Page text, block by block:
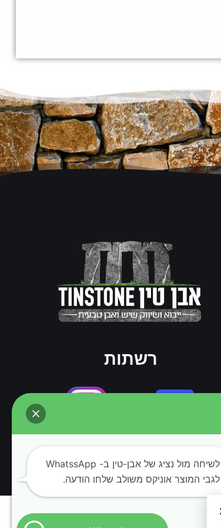
רשתות
לשיחה מול נציג של אבן-טין ב- WhatssApp
לגבי המוצר אוניקס משולב שלחו הודעה.